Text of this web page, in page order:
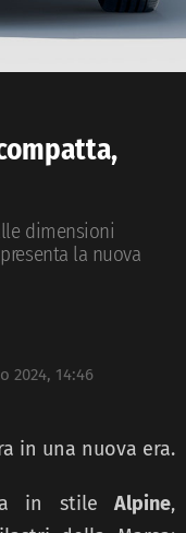
dimensioni
la nuova
2024, 14:46
in una nuova era.
in stile Alpine,